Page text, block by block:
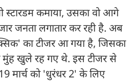
स्टारडम कमाया, उसका वो आगे
जनता लगातार कर रही है. अब
का टीजर आ गया है, जिसका
मुंह खुले रह गए थे. इस टीजर से
मार्च को 'धुरंधर 2' के लिए